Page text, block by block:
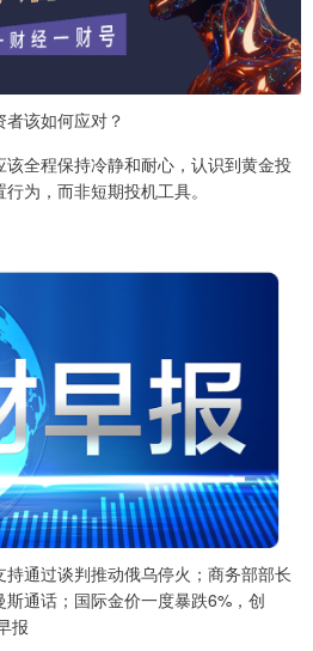
该如何应对？
全程保持冷静和耐心，认识到黄金投
为，而非短期投机工具。
通过谈判推动俄乌停火；商务部部长
通话；国际金价一度暴跌6%，创
报